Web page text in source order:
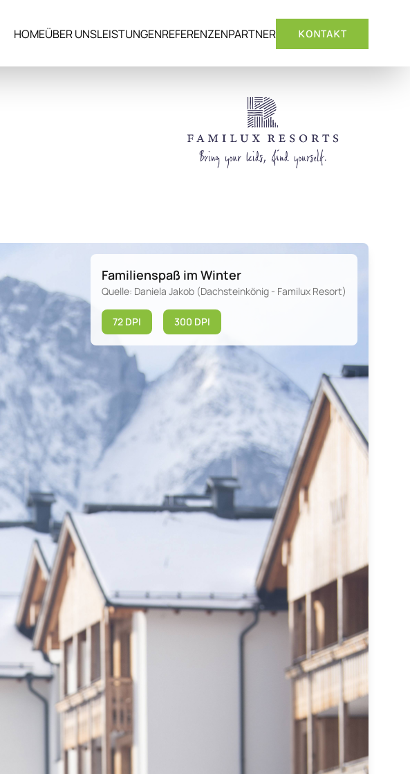
HOMEÜBER UNSLEISTUNGENREFERENZENPARTNER KONTAKT
Familienspaß im Winter
Quelle: Daniela Jakob (Dachsteinkönig - Familux Resort)
72 DPI 300 DPI